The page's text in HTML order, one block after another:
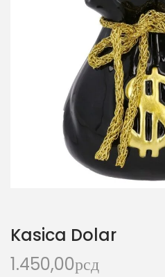
Kasica Dolar
1.450,00рсд